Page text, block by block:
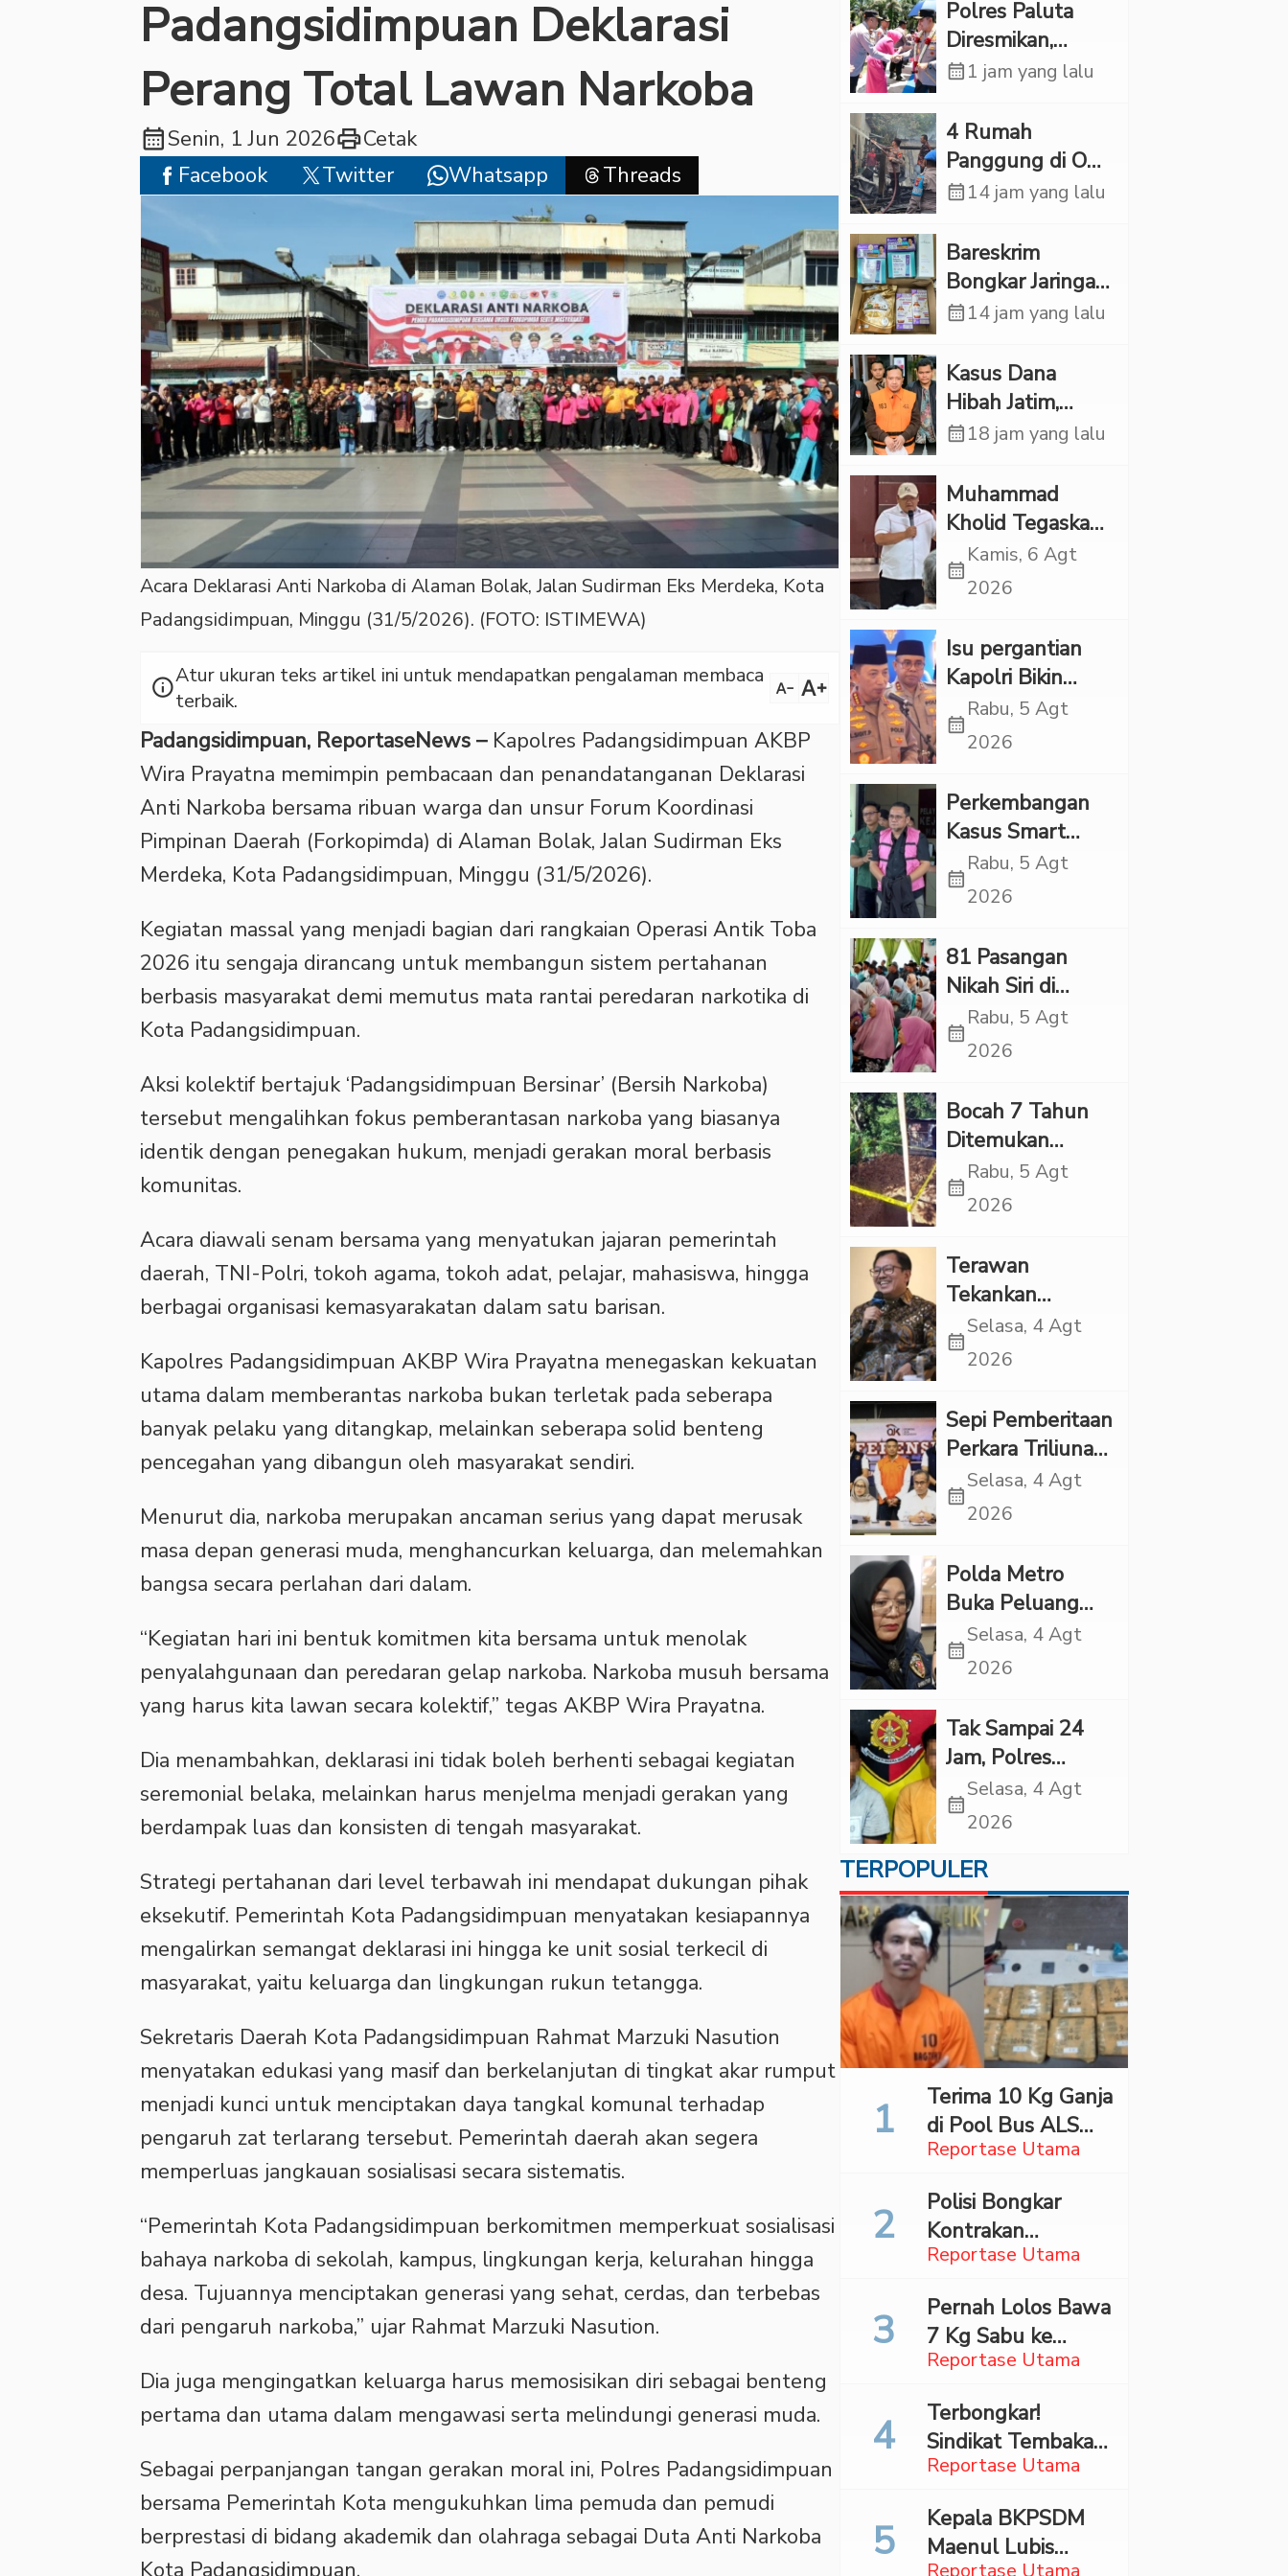
Padangsidimpuan Deklarasi
Perang Total Lawan Narkoba
calendar_monthSenin, 1 Jun 2026printCetak
Facebook
Twitter Whatsapp Threads
Acara Deklarasi Anti Narkoba di Alaman Bolak, Jalan Sudirman Eks Merdeka, Kota
Padangsidimpuan, Minggu (31/5/2026). (FOTO: ISTIMEWA)
infoAtur ukuran teks artikel ini untuk mendapatkan pengalaman membaca
terbaik.
text_decrease text_increase
Padangsidimpuan, ReportaseNews – Kapolres Padangsidimpuan AKBP
Wira Prayatna memimpin pembacaan dan penandatanganan Deklarasi
Anti Narkoba bersama ribuan warga dan unsur Forum Koordinasi
Pimpinan Daerah (Forkopimda) di Alaman Bolak, Jalan Sudirman Eks
Merdeka, Kota Padangsidimpuan, Minggu (31/5/2026).
Kegiatan massal yang menjadi bagian dari rangkaian Operasi Antik Toba
2026 itu sengaja dirancang untuk membangun sistem pertahanan
berbasis masyarakat demi memutus mata rantai peredaran narkotika di
Kota Padangsidimpuan.
Aksi kolektif bertajuk ‘Padangsidimpuan Bersinar’ (Bersih Narkoba)
tersebut mengalihkan fokus pemberantasan narkoba yang biasanya
identik dengan penegakan hukum, menjadi gerakan moral berbasis
komunitas.
Acara diawali senam bersama yang menyatukan jajaran pemerintah
daerah, TNI-Polri, tokoh agama, tokoh adat, pelajar, mahasiswa, hingga
berbagai organisasi kemasyarakatan dalam satu barisan.
Kapolres Padangsidimpuan AKBP Wira Prayatna menegaskan kekuatan
utama dalam memberantas narkoba bukan terletak pada seberapa
banyak pelaku yang ditangkap, melainkan seberapa solid benteng
pencegahan yang dibangun oleh masyarakat sendiri.
Menurut dia, narkoba merupakan ancaman serius yang dapat merusak
masa depan generasi muda, menghancurkan keluarga, dan melemahkan
bangsa secara perlahan dari dalam.
“Kegiatan hari ini bentuk komitmen kita bersama untuk menolak
penyalahgunaan dan peredaran gelap narkoba. Narkoba musuh bersama
yang harus kita lawan secara kolektif,” tegas AKBP Wira Prayatna.
Dia menambahkan, deklarasi ini tidak boleh berhenti sebagai kegiatan
seremonial belaka, melainkan harus menjelma menjadi gerakan yang
berdampak luas dan konsisten di tengah masyarakat.
Strategi pertahanan dari level terbawah ini mendapat dukungan pihak
eksekutif. Pemerintah Kota Padangsidimpuan menyatakan kesiapannya
mengalirkan semangat deklarasi ini hingga ke unit sosial terkecil di
masyarakat, yaitu keluarga dan lingkungan rukun tetangga.
Sekretaris Daerah Kota Padangsidimpuan Rahmat Marzuki Nasution
menyatakan edukasi yang masif dan berkelanjutan di tingkat akar rumput
menjadi kunci untuk menciptakan daya tangkal komunal terhadap
pengaruh zat terlarang tersebut. Pemerintah daerah akan segera
memperluas jangkauan sosialisasi secara sistematis.
“Pemerintah Kota Padangsidimpuan berkomitmen memperkuat sosialisasi
bahaya narkoba di sekolah, kampus, lingkungan kerja, kelurahan hingga
desa. Tujuannya menciptakan generasi yang sehat, cerdas, dan terbebas
dari pengaruh narkoba,” ujar Rahmat Marzuki Nasution.
Dia juga mengingatkan keluarga harus memosisikan diri sebagai benteng
pertama dan utama dalam mengawasi serta melindungi generasi muda.
Sebagai perpanjangan tangan gerakan moral ini, Polres Padangsidimpuan
bersama Pemerintah Kota mengukuhkan lima pemuda dan pemudi
berprestasi di bidang akademik dan olahraga sebagai Duta Anti Narkoba
Kota Padangsidimpuan.
Kekerasan
Seksual
Polres Paluta
Diresmikan,
Begini
Kapolres Tapsel
calendar_month1 jam yang lalu
‎4 Rumah
Panggung di OKI
Ludes Terbakar,
Rp1 Miliar
calendar_month14 jam yang lalu
Bareskrim
Bongkar Jaringan
Etomidate dari
Pelaku Ditangkap
calendar_month14 jam yang lalu
Kasus Dana
Hibah Jatim,
Siliwangi: Partai
Jawab Etik-Politik
calendar_month18 jam yang lalu
Muhammad
Kholid Tegaskan
Propaganda
LGBT Harus
Minta Negara
Melindungi
Korban
calendar_month
Kamis, 6 Agt
2026
Isu pergantian
Kapolri Bikin
Panas, JMP Puji
Respons Jenderal
“Adem”
calendar_month
Rabu, 5 Agt
2026
Perkembangan
Kasus Smart
Village, Jaksa
Kembali Periksa
calendar_month
Rabu, 5 Agt
2026
81 Pasangan
Nikah Siri di
Tapsel Ikuti
Sidang Isbat
calendar_month
Rabu, 5 Agt
2026
Bocah 7 Tahun
Ditemukan
Tewas dalam
Sumur di Tapsel,
Kekerasan
calendar_month
Rabu, 5 Agt
2026
Terawan
Tekankan
Pentingnya
Inovasi
di “Indonesian
Brain Forum
2026 UPN
Veteran Jakarta”
calendar_month
Selasa, 4 Agt
2026
Sepi Pemberitaan
Perkara Triliunan
Rupiah Investree,
Ternyata Sudah
calendar_month
Selasa, 4 Agt
2026
Polda Metro
Buka Peluang
Periksa YouTuber
Bigmo terkait
Eksploitasi Anak
calendar_month
Selasa, 4 Agt
2026
Tak Sampai 24
Jam, Polres
Tapsel Tangkap
Dua Pencuri
calendar_month
Selasa, 4 Agt
2026
TERPOPULER
Reportase Utama
Terima 10 Kg Ganja
di Pool Bus ALS
Surabaya,
Madina Ditangkap
Bareskrim
Reportase Utama
Polisi Bongkar
Kontrakan
Penyimpan 27,96
Reportase Utama
Pernah Lolos Bawa
7 Kg Sabu ke
Jakarta Pilot
Dibekuk Saat Bawa
70 Ribu Pil Ekstasi
Di Bandara Soetta
Reportase Utama
Terbongkar!
Sindikat Tembakau
Sintetis Bermodus
di Jaksel
Reportase Utama
Kepala BKPSDM
Maenul Lubis